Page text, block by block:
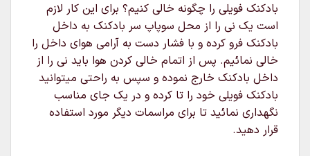
بادکنک فویلی را چگونه خالی کنیم؟ برای این کار لازم
است یک نی را از محل سوپاپ سر بادکنک به داخل
بادکنک فرو کرده و با فشار دست به آرامی هوای داخل را
خالی نمائیم. پس از اتمام خالی کردن هوا باید نی را از
داخل بادکنک خارج نموده و سپس به راحتی میتوانید
بادکنک فویلی خود را تا کرده و در یک جای مناسب
نگهداری نمائید تا برای مراسمات دیگر مورد استفاده
قرار دهید.